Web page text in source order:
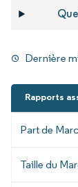
Dernière
Rapports
Part de
Taille du